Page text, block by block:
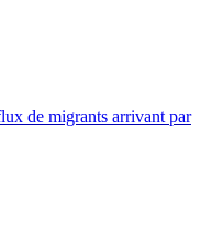
de migrants arrivant par